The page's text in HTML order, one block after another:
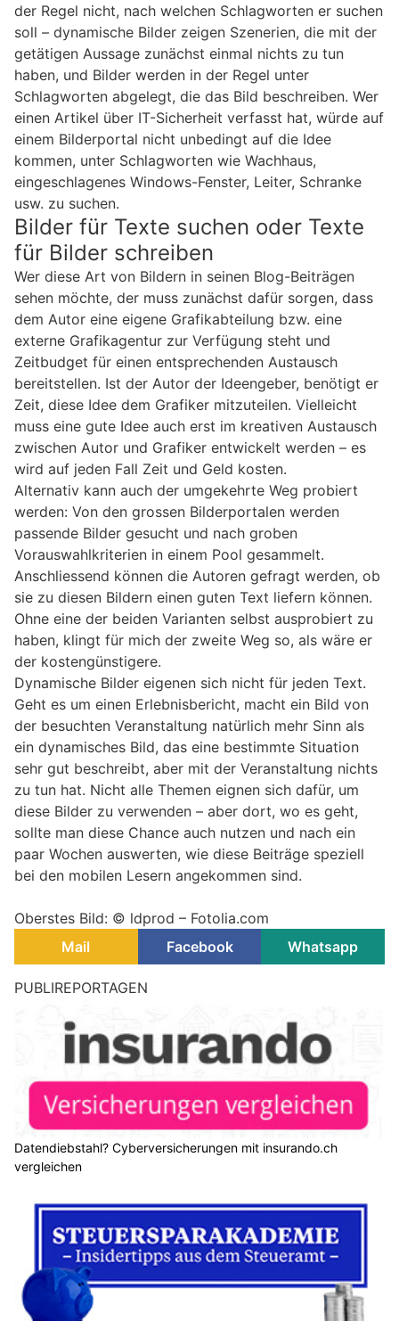
der Regel nicht, nach welchen Schlagworten er suchen
soll – dynamische Bilder zeigen Szenerien, die mit der
getätigen Aussage zunächst einmal nichts zu tun
haben, und Bilder werden in der Regel unter
Schlagworten abgelegt, die das Bild beschreiben. Wer
einen Artikel über IT-Sicherheit verfasst hat, würde auf
einem Bilderportal nicht unbedingt auf die Idee
kommen, unter Schlagworten wie Wachhaus,
eingeschlagenes Windows-Fenster, Leiter, Schranke
usw. zu suchen.
Bilder für Texte suchen oder Texte
für Bilder schreiben
Wer diese Art von Bildern in seinen Blog-Beiträgen
sehen möchte, der muss zunächst dafür sorgen, dass
dem Autor eine eigene Grafikabteilung bzw. eine
externe Grafikagentur zur Verfügung steht und
Zeitbudget für einen entsprechenden Austausch
bereitstellen. Ist der Autor der Ideengeber, benötigt er
Zeit, diese Idee dem Grafiker mitzuteilen. Vielleicht
muss eine gute Idee auch erst im kreativen Austausch
zwischen Autor und Grafiker entwickelt werden – es
wird auf jeden Fall Zeit und Geld kosten.
Alternativ kann auch der umgekehrte Weg probiert
werden: Von den grossen Bilderportalen werden
passende Bilder gesucht und nach groben
Vorauswahlkriterien in einem Pool gesammelt.
Anschliessend können die Autoren gefragt werden, ob
sie zu diesen Bildern einen guten Text liefern können.
Ohne eine der beiden Varianten selbst ausprobiert zu
haben, klingt für mich der zweite Weg so, als wäre er
der kostengünstigere.
Dynamische Bilder eigenen sich nicht für jeden Text.
Geht es um einen Erlebnisbericht, macht ein Bild von
der besuchten Veranstaltung natürlich mehr Sinn als
ein dynamisches Bild, das eine bestimmte Situation
sehr gut beschreibt, aber mit der Veranstaltung nichts
zu tun hat. Nicht alle Themen eignen sich dafür, um
diese Bilder zu verwenden – aber dort, wo es geht,
sollte man diese Chance auch nutzen und nach ein
paar Wochen auswerten, wie diese Beiträge speziell
bei den mobilen Lesern angekommen sind.
Oberstes Bild: © ldprod – Fotolia.com
Mail
Facebook Whatsapp
PUBLIREPORTAGEN
Datendiebstahl? Cyberversicherungen mit insurando.ch
vergleichen